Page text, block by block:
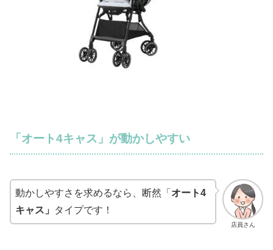
「オート4キャス」が動かしやすい
店員さん
動かしやすさを求めるなら、断然「 オート4
キャス」
タイプです！